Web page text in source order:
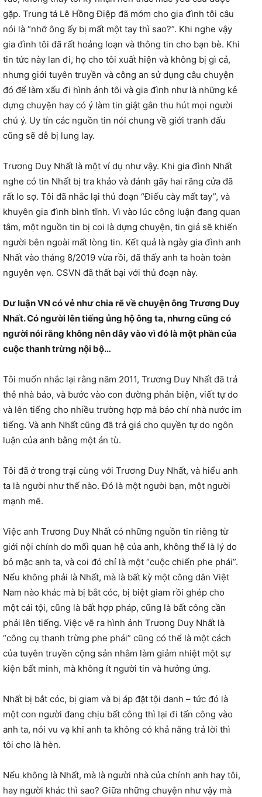
gặp. Trung tá Lê Hồng Điệp đã mớm cho gia đình tôi câu
nói là “nhỡ ông ấy bị mất một tay thì sao?”. Khi nghe vậy
gia đình tôi đã rất hoảng loạn và thông tin cho bạn bè. Khi
tin tức này lan đi, họ cho tôi xuất hiện và không bị gì cả,
nhưng giới tuyên truyền và công an sử dụng câu chuyện
đó để làm xấu đi hình ảnh tôi và gia đình như là những kẻ
dựng chuyện hay có ý làm tin giật gân thu hút mọi người
chú ý. Uy tín các nguồn tin nói chung về giới tranh đấu
cũng sẽ dễ bị lung lay.
Trương Duy Nhất là một ví dụ như vậy. Khi gia đình Nhất
nghe có tin Nhất bị tra khảo và đánh gãy hai răng cửa đã
rất lo sợ. Tôi đã nhắc lại thủ đoạn “Điếu cày mất tay”, và
khuyên gia đình bình tĩnh. Vì vào lúc công luận đang quan
tâm, một nguồn tin bị coi là dựng chuyện, tin giả sẽ khiến
người bên ngoài mất lòng tin. Kết quả là ngày gia đình anh
Nhất vào tháng 8/2019 vừa rồi, đã thấy anh ta hoàn toàn
nguyên vẹn. CSVN đã thất bại với thủ đoạn này.
Dư luận VN có vẻ như chia rẽ về chuyện ông Trương Duy
Nhất. Có người lên tiếng ủng hộ ông ta, nhưng cũng có
người nói rằng không nên dây vào vì đó là một phần của
cuộc thanh trừng nội bộ…
Tôi muốn nhắc lại rằng năm 2011, Trương Duy Nhất đã trả
thẻ nhà báo, và bước vào con đường phản biện, viết tự do
và lên tiếng cho nhiều trường hợp mà báo chí nhà nước im
tiếng. Và anh Nhất cũng đã trả giá cho quyền tự do ngôn
luận của anh bằng một án tù.
Tôi đã ở trong trại cùng với Trương Duy Nhất, và hiểu anh
ta là người như thế nào. Đó là một người bạn, một người
mạnh mẽ.
Việc anh Trương Duy Nhất có những nguồn tin riêng từ
giới nội chính do mối quan hệ của anh, không thể là lý do
bỏ mặc anh ta, và coi đó chỉ là một “cuộc chiến phe phái”.
Nếu không phải là Nhất, mà là bất kỳ một công dân Việt
Nam nào khác mà bị bắt cóc, bị biệt giam rồi ghép cho
một cái tội, cũng là bất hợp pháp, cũng là bất công cần
phải lên tiếng. Việc vẽ ra hình ảnh Trương Duy Nhất là
“công cụ thanh trừng phe phái” cũng có thể là một cách
của tuyên truyền cộng sản nhằm làm giảm nhiệt một sự
kiện bất minh, mà không ít người tin và hưởng ứng.
Nhất bị bắt cóc, bị giam và bị áp đặt tội danh – tức đó là
một con người đang chịu bất công thì lại đi tấn công vào
anh ta, nói vu vạ khi anh ta không có khả năng trả lời thì
tôi cho là hèn.
Nếu không là Nhất, mà là người nhà của chính anh hay tôi,
hay người khác thì sao? Giữa những chuyện như vậy mà